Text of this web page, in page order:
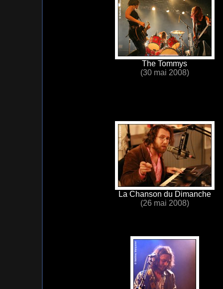
The Tommys
(30 mai 2008)
La Chanson du Dimanche
(26 mai 2008)